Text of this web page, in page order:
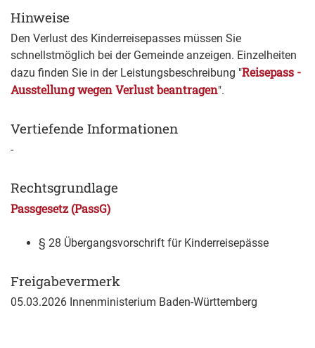
Hinweise
Den Verlust des Kinderreisepasses müssen Sie
schnellstmöglich bei der Gemeinde anzeigen. Einzelheiten
dazu finden Sie in der Leistungsbeschreibung "Reisepass -
Ausstellung wegen Verlust beantragen".
Vertiefende Informationen
-
Rechtsgrundlage
Passgesetz (PassG)
§ 28 Übergangsvorschrift für Kinderreisepässe
Freigabevermerk
05.03.2026 Innenministerium Baden-Württemberg